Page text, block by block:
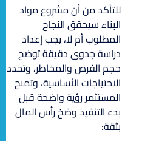
للتأكد من أن مشروع مواد
البناء سيحقق النجاح
المطلوب أم لا، يجب إعداد
دراسة جدوى دقيقة توضح
حجم الفرص والمخاطر، وتحدد
الاحتياجات الأساسية، وتمنح
المستثمر رؤية واضحة قبل
بدء التنفيذ وضخ رأس المال
بثقة: